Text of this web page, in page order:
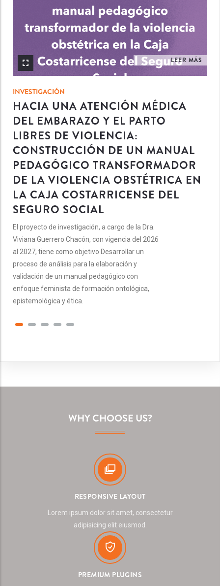
LEER MÁS
INVESTIGACIÓN
HACIA UNA ATENCIÓN MÉDICA
DEL EMBARAZO Y EL PARTO
LIBRES DE VIOLENCIA:
CONSTRUCCIÓN DE UN MANUAL
PEDAGÓGICO TRANSFORMADOR
DE LA VIOLENCIA OBSTÉTRICA EN
LA CAJA COSTARRICENSE DEL
SEGURO SOCIAL
El proyecto de investigación, a cargo de la Dra.
Viviana Guerrero Chacón, con vigencia del 2026
al 2027, tiene como objetivo Desarrollar un
proceso de análisis para la elaboración y
validación de un manual pedagógico con
enfoque feminista de formación ontológica,
epistemológica y ética.
WHY CHOOSE US?
RESPONSIVE LAYOUT
Lorem ipsum dolor sit amet, consectetur
adipisicing elit eiusmod.
PREMIUM PLUGINS